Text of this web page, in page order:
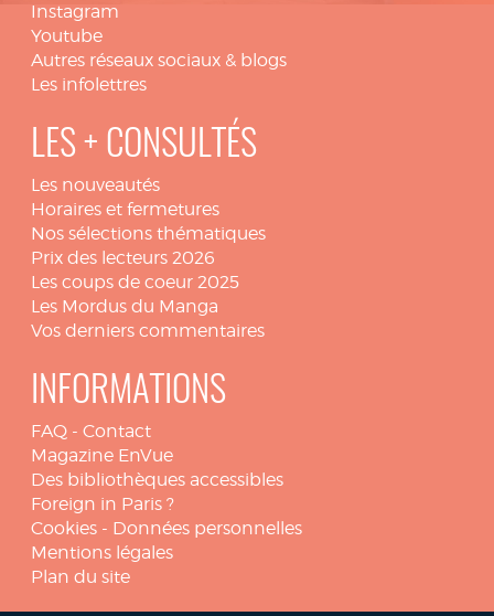
Instagram
Youtube
Autres réseaux sociaux & blogs
Les infolettres
LES + CONSULTÉS
Les nouveautés
Horaires et fermetures
Nos sélections thématiques
Prix des lecteurs 2026
Les coups de coeur 2025
Les Mordus du Manga
Vos derniers commentaires
INFORMATIONS
FAQ - Contact
Magazine EnVue
Des bibliothèques accessibles
Foreign in Paris ?
Cookies - Données personnelles
Mentions légales
Plan du site